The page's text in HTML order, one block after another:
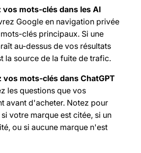
vos mots-clés dans les AI
Google en navigation privée
clés principaux. Si une
au-dessus de vos résultats
la source de la fuite de trafic.
vos mots-clés dans ChatGPT
les questions que vos
avant d'acheter. Notez pour
votre marque est citée, si un
ou si aucune marque n'est